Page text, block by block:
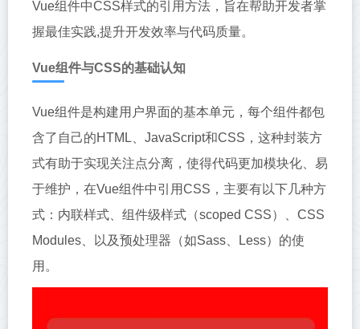
Vue组件中CSS样式的引用方法，旨在帮助开发者掌
握最佳实践,提升开发效率与代码质量。
Vue组件与CSS的基础认知
Vue组件是构建用户界面的基本单元，每个组件都包
含了自己的HTML、JavaScript和CSS，这种封装方
式有助于实现关注点分离，使得代码更加模块化、易
于维护，在Vue组件中引用CSS，主要有以下几种方
式：内联样式、组件级样式（scoped CSS）、CSS
Modules、以及预处理器（如Sass、Less）的使
用。